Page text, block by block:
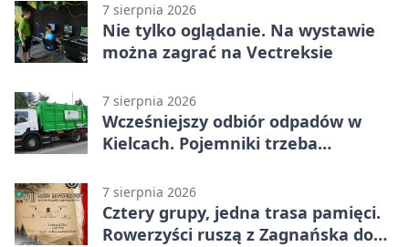
7 sierpnia 2026
Nie tylko oglądanie. Na wystawie
można zagrać na Vectreksie
7 sierpnia 2026
Wcześniejszy odbiór odpadów w
Kielcach. Pojemniki trzeba
7 sierpnia 2026
Cztery grupy, jedna trasa pamięci.
Rowerzyści ruszą z Zagnańska do